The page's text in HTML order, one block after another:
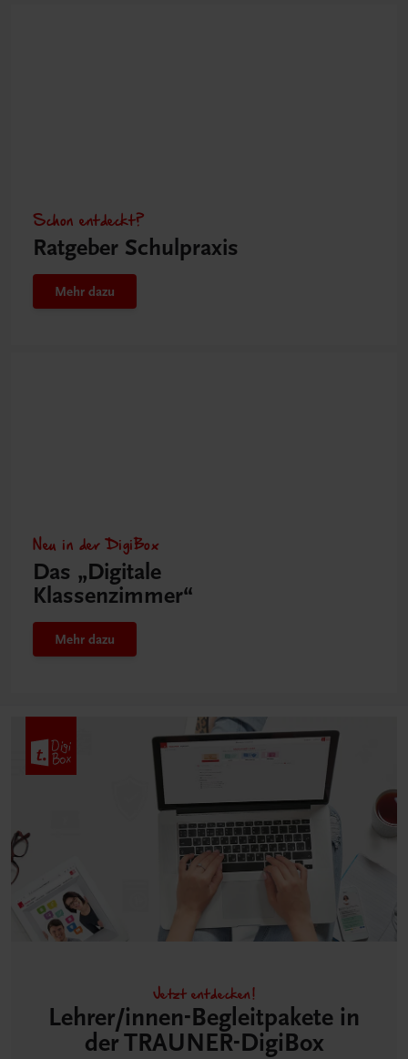
Schon entdeckt?
Ratgeber Schulpraxis
Mehr dazu
Neu in der DigiBox
Das „Digitale
Klassenzimmer“
Mehr dazu
Jetzt entdecken!
Lehrer/innen-Begleitpakete in
der TRAUNER-DigiBox